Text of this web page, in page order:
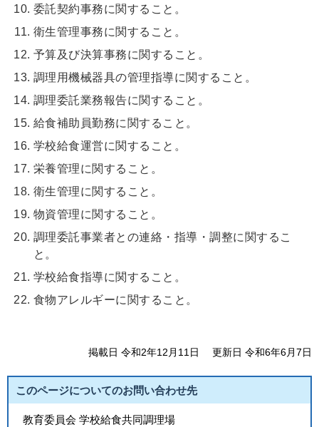
委託契約事務に関すること。
衛生管理事務に関すること。
予算及び決算事務に関すること。
調理用機械器具の管理指導に関すること。
調理委託業務報告に関すること。
給食補助員勤務に関すること。
学校給食運営に関すること。
栄養管理に関すること。
衛生管理に関すること。
物資管理に関すること。
調理委託事業者との連絡・指導・調整に関するこ
と。
学校給食指導に関すること。
食物アレルギーに関すること。
掲載日 令和2年12月11日 更新日 令和6年6月7日
このページについてのお問い合わせ先
教育委員会 学校給食共同調理場